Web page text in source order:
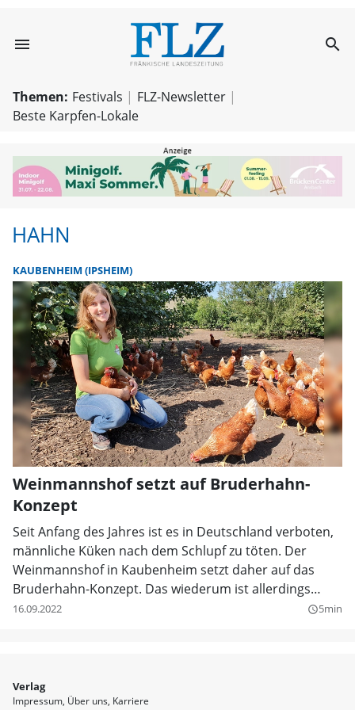
menu Hahn | FLZ.desearch
Themen: Festivals
FLZ-Newsletter
Beste Karpfen-Lokale
HAHN
KAUBENHEIM (IPSHEIM)
Weinmannshof setzt auf Bruderhahn-
Konzept
Seit Anfang des Jahres ist es in Deutschland verboten,
männliche Küken nach dem Schlupf zu töten. Der
Weinmannshof in Kaubenheim setzt daher auf das
Bruderhahn-Konzept. Das wiederum ist allerdings
deutlich teurer für den Erzeuger.
16.09.2022 query_builder5min
Verlag
Impressum Über uns Karriere